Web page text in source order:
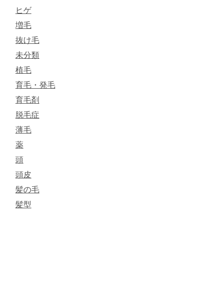
ヒゲ
増毛
抜け毛
未分類
植毛
育毛・発毛
育毛剤
脱毛症
薄毛
薬
頭
頭皮
髪の毛
髪型